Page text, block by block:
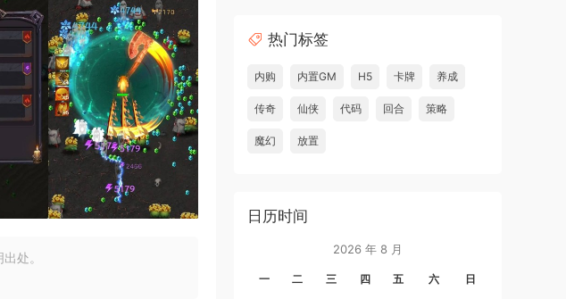
处。
热门标签
内购 内置GM H5 卡牌 养成
传奇 仙侠 代码 回合 策略
魔幻 放置
日历时间
2026 年 8 月
一 二 三 四 五 六
日